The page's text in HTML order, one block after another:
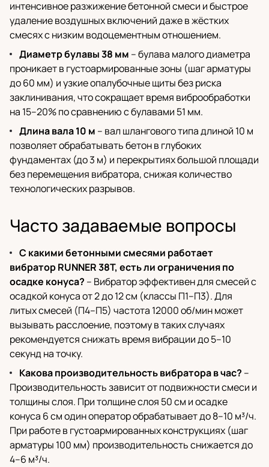
интенсивное разжижение бетонной смеси и быстрое
удаление воздушных включений даже в жёстких
смесях с низким водоцементным отношением.
Диаметр булавы 38 мм – булава малого диаметра
проникает в густоармированные зоны (шаг арматуры
до 60 мм) и узкие опалубочные щиты без риска
заклинивания, что сокращает время виброобработки
на 15–20% по сравнению с булавами 51 мм.
Длина вала 10 м – вал шлангового типа длиной 10 м
позволяет обрабатывать бетон в глубоких
фундаментах (до 3 м) и перекрытиях большой площади
без перемещения вибратора, снижая количество
технологических разрывов.
Часто задаваемые вопросы
С какими бетонными смесями работает
вибратор RUNNER 38T, есть ли ограничения по
осадке конуса? – Вибратор эффективен для смесей с
осадкой конуса от 2 до 12 см (классы П1–П3). Для
литых смесей (П4–П5) частота 12000 об/мин может
вызывать расслоение, поэтому в таких случаях
рекомендуется снижать время вибрации до 5–10
секунд на точку.
Какова производительность вибратора в час? –
Производительность зависит от подвижности смеси и
толщины слоя. При толщине слоя 50 см и осадке
конуса 6 см один оператор обрабатывает до 8–10 м³/ч.
При работе в густоармированных конструкциях (шаг
арматуры 100 мм) производительность снижается до
4–6 м³/ч.